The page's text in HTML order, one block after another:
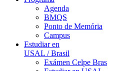
Agenda
BMQS
Ponto de Memória
Campus
Estudiar en
USAL / Brasil
Exámen Celpe Bras